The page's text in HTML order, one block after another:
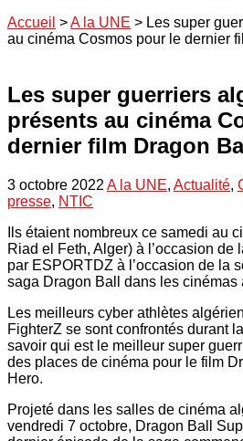
Accueil >A la UNE > Les super
au cinéma Cosmos pour le dernier
Les super guerriers
présents au cinéma
dernier film Dragon
3 octobre 2022 A la UNE, Actualité,
presse, NTIC
Ils étaient nombreux ce samedi au
Riad el Feth, Alger) à l’occasion de
par ESPORTDZ à l’occasion de la
saga Dragon Ball dans les cinémas
Les meilleurs cyber athlètes
FighterZ se sont confrontés durant
savoir qui est le meilleur super
des places de cinéma pour le film
Hero.
Projeté dans les salles de cinéma
vendredi 7 octobre, Dragon Ball